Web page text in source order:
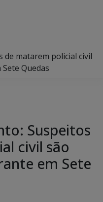
de matarem policial civil
Quedas
Suspeitos
civil são
em Sete